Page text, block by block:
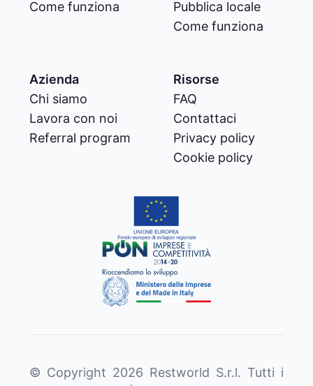
Come funziona
Pubblica locale
Come funziona
Azienda
Chi siamo
Lavora con noi
Referral program
Risorse
FAQ
Contattaci
Privacy policy
Cookie policy
© Copyright 2026 Restworld S.r.l. Tutti i